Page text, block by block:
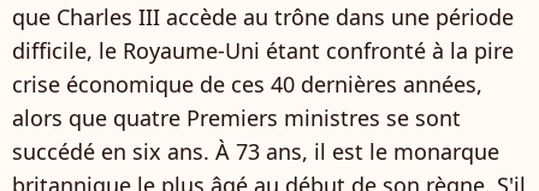
que Charles III accède au trône dans une période
difficile, le Royaume-Uni étant confronté à la pire
crise économique de ces 40 dernières années,
alors que quatre Premiers ministres se sont
succédé en six ans. À 73 ans, il est le monarque
britannique le plus âgé au début de son règne. S'il